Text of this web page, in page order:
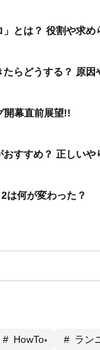
とは？ 役割や求め
らどうする？ 原
開幕直前展望!!
すすめ？ 正しいや
何が変わった？
HowTo ラン